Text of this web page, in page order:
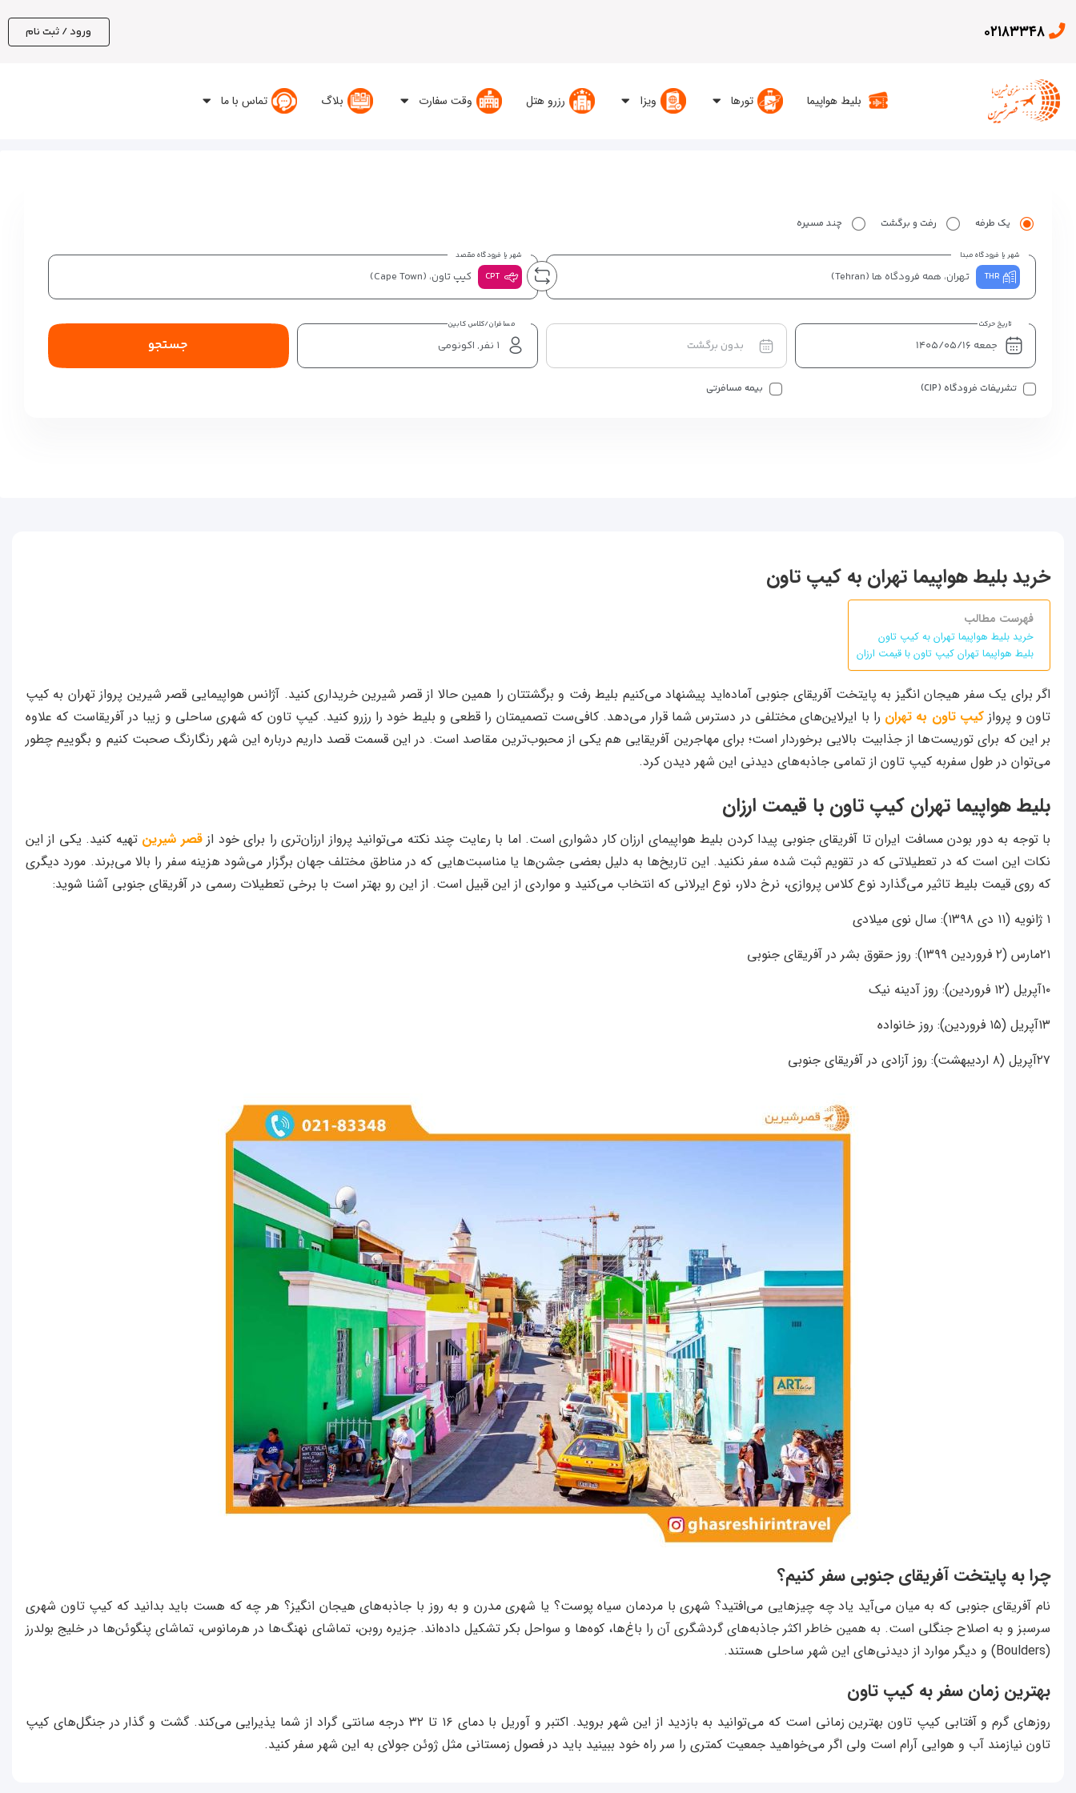
۰۲۱۸۳۳۴۸ ورود / ثبت نام
بلیط هواپیما تورها ویزا رزرو هتل وقت سفارت بلاگ تماس با ما
یک طرفه رفت و برگشت چند مسیره
شهر یا فرودگاه مبدا
THR تهران، همه فرودگاه ها (Tehran)
شهر یا فرودگاه مقصد
CPT کیپ تاون، (Cape Town)
تاریخ حرکت
بدون برگشت
مسافران/کلاس کابین
جستجو
تشریفات فرودگاه (CIP) بیمه مسافرتی
خرید بلیط هواپیما تهران به کیپ تاون
فهرست مطالب
خرید بلیط هواپیما تهران به کیپ تاون
بلیط هواپیما تهران کیپ تاون با قیمت ارزان
اگر برای یک سفر هیجان انگیز به پایتخت آفریقای جنوبی آماده‌اید پیشنهاد می‌کنیم بلیط رفت و برگشتتان را همین حالا از قصر شیرین خریداری کنید. آژانس هواپیمایی قصر شیرین پرواز تهران به کیپ
تاون و پرواز کیپ تاون به تهران را با ایرلاین‌های مختلفی در دسترس شما قرار می‌دهد. کافی‌ست تصمیمتان را قطعی و بلیط خود را رزرو کنید. کیپ تاون که شهری ساحلی و زیبا در آفریقاست که علاوه
بر این که برای توریست‌ها از جذابیت بالایی برخوردار است؛ برای مهاجرین آفریقایی هم یکی از محبوب‌ترین مقاصد است. در این قسمت قصد داریم درباره این شهر رنگارنگ صحبت کنیم و بگوییم چطور
می‌توان در طول سفربه کیپ تاون از تمامی جاذبه‌های دیدنی این شهر دیدن کرد.
بلیط هواپیما تهران کیپ تاون با قیمت ارزان
با توجه به دور بودن مسافت ایران تا آفریقای جنوبی پیدا کردن بلیط هواپیمای ارزان کار دشواری است. اما با رعایت چند نکته می‌توانید پرواز ارزان‌تری را برای خود ازقصر شیرین تهیه کنید. یکی از این
نکات این است که در تعطیلاتی که در تقویم ثبت شده سفر نکنید. این تاریخ‌ها به دلیل بعضی جشن‌ها یا مناسبت‌هایی که در مناطق مختلف جهان برگزار می‌شود هزینه سفر را بالا می‌برند. مورد دیگری
که روی قیمت بلیط تاثیر می‌گذارد نوع کلاس پروازی، نرخ دلار، نوع ایرلانی که انتخاب می‌کنید و مواردی از این قبیل است. از این رو بهتر است با برخی تعطیلات رسمی در آفریقای جنوبی آشنا شوید:
۱ ژانویه (۱۱ دی ۱۳۹۸): سال نوی میلادی
۲۱مارس (۲ فروردین ۱۳۹۹): روز حقوق بشر در آفریقای جنوبی
۱۰آپریل (۱۲ فروردین): روز آدینه نیک
۱۳آپریل (۱۵ فروردین): روز خانواده
۲۷آپریل (۸ اردیبهشت): روز آزادی در آفریقای جنوبی
چرا به پایتخت آفریقای جنوبی سفر کنیم؟
نام آفریقای جنوبی که به میان می‌آید یاد چه چیزهایی می‌افتید؟ شهری با مردمان سیاه پوست؟ یا شهری مدرن و به روز با جاذبه‌های هیجان انگیز؟ هر چه که هست باید بدانید که کیپ تاون شهری
سرسبز و به اصلاح جنگلی است. به همین خاطر اکثر جاذبه‌های گردشگری آن را باغ‌ها، کوه‌‌ها و سواحل بکر تشکیل داده‌اند. جزیره روبن، تماشای نهنگ‌ها در هرمانوس، تماشای پنگوئن‌ها در خلیج بولدرز
(Boulders) و دیگر موارد از دیدنی‌های این شهر ساحلی هستند.
بهترین زمان سفر به کیپ تاون
روزهای گرم و آفتابی کیپ تاون بهترین زمانی است که می‌توانید به بازدید از این شهر بروید. اکتبر و آوریل با دمای ۱۶ تا ۳۲ درجه سانتی گراد از شما یذیرایی می‌کند. گشت و گذار در جنگل‌های کیپ
تاون نیازمند آب و هوایی آرام است ولی اگر می‌خواهید جمعیت کمتری را سر راه خود ببینید باید در فصول زمستانی مثل ژوئن جولای به این شهر سفر کنید.